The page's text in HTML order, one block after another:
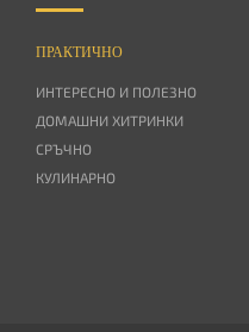
ПРАКТИЧНО
ИНТЕРЕСНО И ПОЛЕЗНО
ДОМАШНИ ХИТРИНКИ
СРЪЧНО
КУЛИНАРНО